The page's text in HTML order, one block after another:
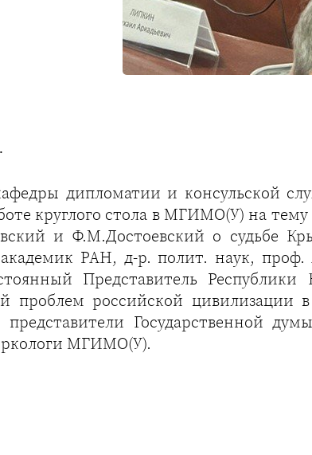
дипломатии и консульской
круглого стола в МГИМО(У) на
и Ф.М.Достоевский о судьбе
РАН, д-р. полит. наук, проф.
Представитель
проблем российской
представители Государственной
МГИМО(У).